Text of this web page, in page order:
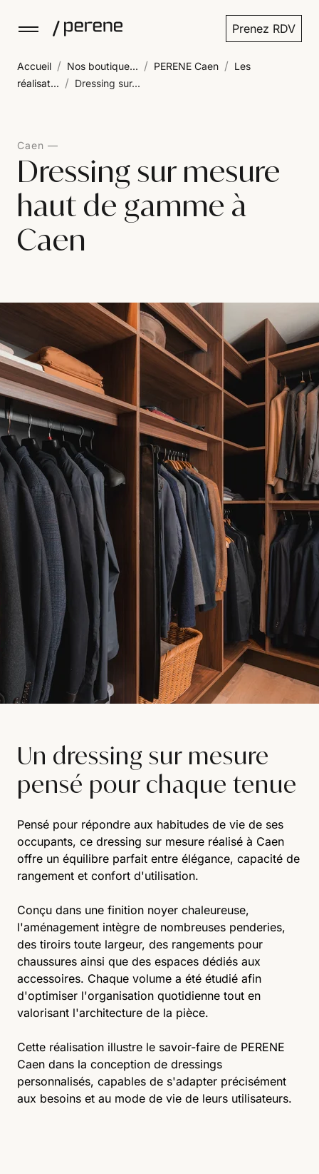
Prenez RDV
Accueil / Nos boutique... / PERENE Caen / Les
réalisat... / Dressing sur...
Caen
Dressing sur mesure
haut de gamme à
Caen
Un dressing sur mesure
pensé pour chaque tenue
Pensé pour répondre aux habitudes de vie de ses
occupants, ce dressing sur mesure réalisé à Caen
offre un équilibre parfait entre élégance, capacité de
rangement et confort d'utilisation.
Conçu dans une finition noyer chaleureuse,
l'aménagement intègre de nombreuses penderies,
des tiroirs toute largeur, des rangements pour
chaussures ainsi que des espaces dédiés aux
accessoires. Chaque volume a été étudié afin
d'optimiser l'organisation quotidienne tout en
valorisant l'architecture de la pièce.
Cette réalisation illustre le savoir-faire de PERENE
Caen dans la conception de dressings
personnalisés, capables de s'adapter précisément
aux besoins et au mode de vie de leurs utilisateurs.